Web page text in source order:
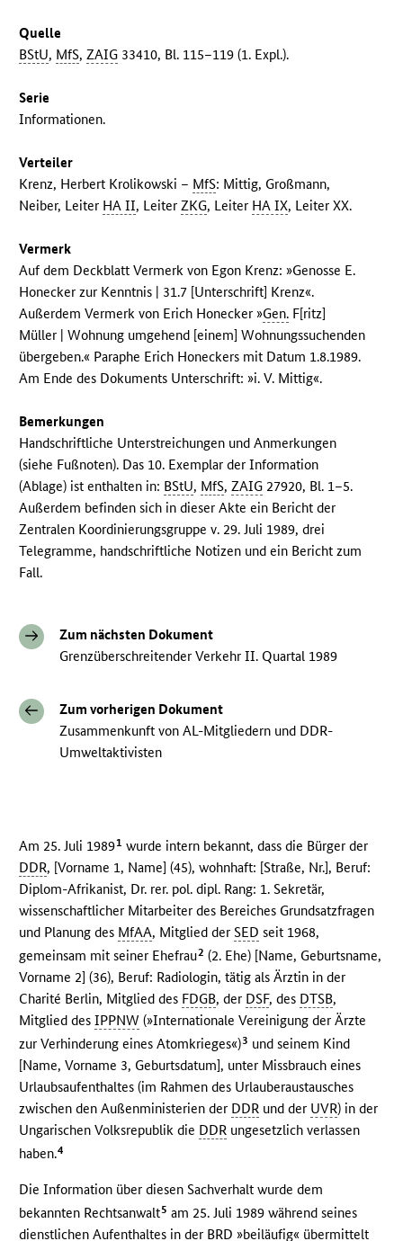
Quelle
BStU, MfS,ZAIG 33410, Bl. 115–119 (1. Expl.).
Serie
Informationen.
Verteiler
Krenz, Herbert Krolikowski – MfS: Mittig, Großmann,
Neiber, Leiter HA II, LeiterZKG, Leiter HA IX, Leiter XX.
Vermerk
Auf dem Deckblatt Vermerk von Egon Krenz: »Genosse E.
Honecker zur Kenntnis | 31.7 [Unterschrift] Krenz«.
Außerdem Vermerk von Erich Honecker »Gen. F[ritz]
Müller | Wohnung umgehend [einem] Wohnungssuchenden
übergeben.« Paraphe Erich Honeckers mit Datum 1.8.1989.
Am Ende des Dokuments Unterschrift: »i. V. Mittig«.
Bemerkungen
Handschriftliche Unterstreichungen und Anmerkungen
(siehe Fußnoten). Das 10. Exemplar der Information
(Ablage) ist enthalten in: BStU, MfS,ZAIG 27920, Bl. 1–5.
Außerdem befinden sich in dieser Akte ein Bericht der
Zentralen Koordinierungsgruppe v. 29. Juli 1989, drei
Telegramme, handschriftliche Notizen und ein Bericht zum
Fall.
Zum nächsten Dokument
Grenzüberschreitender Verkehr II. Quartal 1989
Zum vorherigen Dokument
Zusammenkunft von AL-Mitgliedern und DDR-
Umweltaktivisten
Am 25. Juli 19891 wurde intern bekannt, dass die Bürger der
DDR, [Vorname 1, Name] (45), wohnhaft: [Straße, Nr.], Beruf:
Diplom-Afrikanist, Dr. rer. pol. dipl. Rang: 1. Sekretär,
wissenschaftlicher Mitarbeiter des Bereiches Grundsatzfragen
und Planung des MfAA, Mitglied derSED seit 1968,
gemeinsam mit seiner Ehefrau2 (2. Ehe) [Name, Geburtsname,
Vorname 2] (36), Beruf: Radiologin, tätig als Ärztin in der
Charité Berlin, Mitglied des FDGB, der DSF, des DTSB,
Mitglied desIPPNW (»Internationale Vereinigung der Ärzte
zur Verhinderung eines Atomkrieges«)3 und seinem Kind
[Name, Vorname 3, Geburtsdatum], unter Missbrauch eines
Urlaubsaufenthaltes (im Rahmen des Urlauberaustausches
zwischen den Außenministerien der DDR und der UVR) in der
Ungarischen Volksrepublik die DDR ungesetzlich verlassen
haben.4
Die Information über diesen Sachverhalt wurde dem
bekannten Rechtsanwalt5 am 25. Juli 1989 während seines
dienstlichen Aufenthaltes in der BRD »beiläufig« übermittelt